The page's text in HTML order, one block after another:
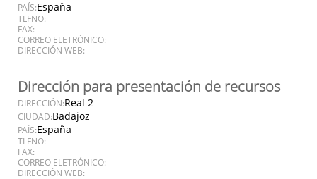
PAÍS:España
TLFNO:
FAX:
CORREO ELETRÓNICO:
DIRECCIÓN WEB:
Dirección para presentación de recursos
DIRECCIÓN:Real 2
CIUDAD:Badajoz
PAÍS:España
TLFNO:
FAX:
CORREO ELETRÓNICO:
DIRECCIÓN WEB: